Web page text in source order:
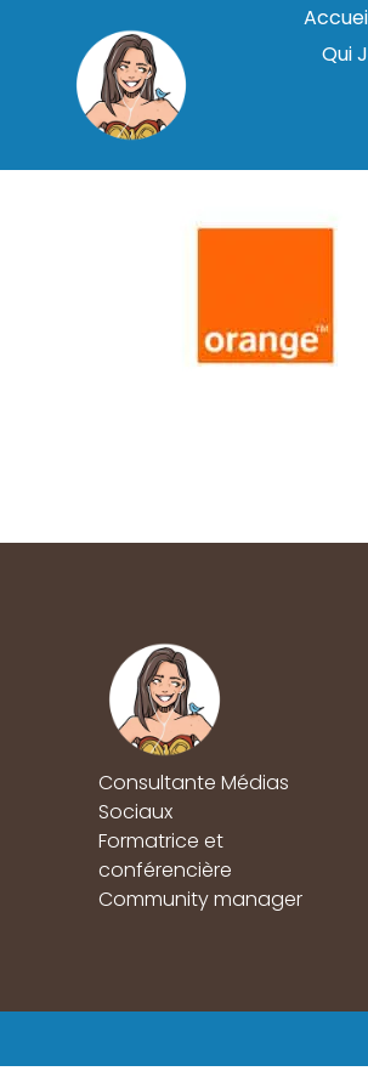
Qui
orange
Consultante Médias
Sociaux
Formatrice et
conférencière
Community manager